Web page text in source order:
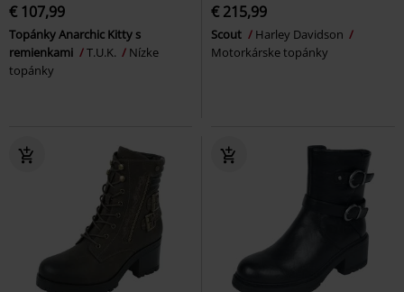
€ 107,99
Topánky Anarchic Kitty s
remienkami
T.U.K.
Nízke
topánky
€ 215,99
Scout
Harley Davidson
Motorkárske topánky